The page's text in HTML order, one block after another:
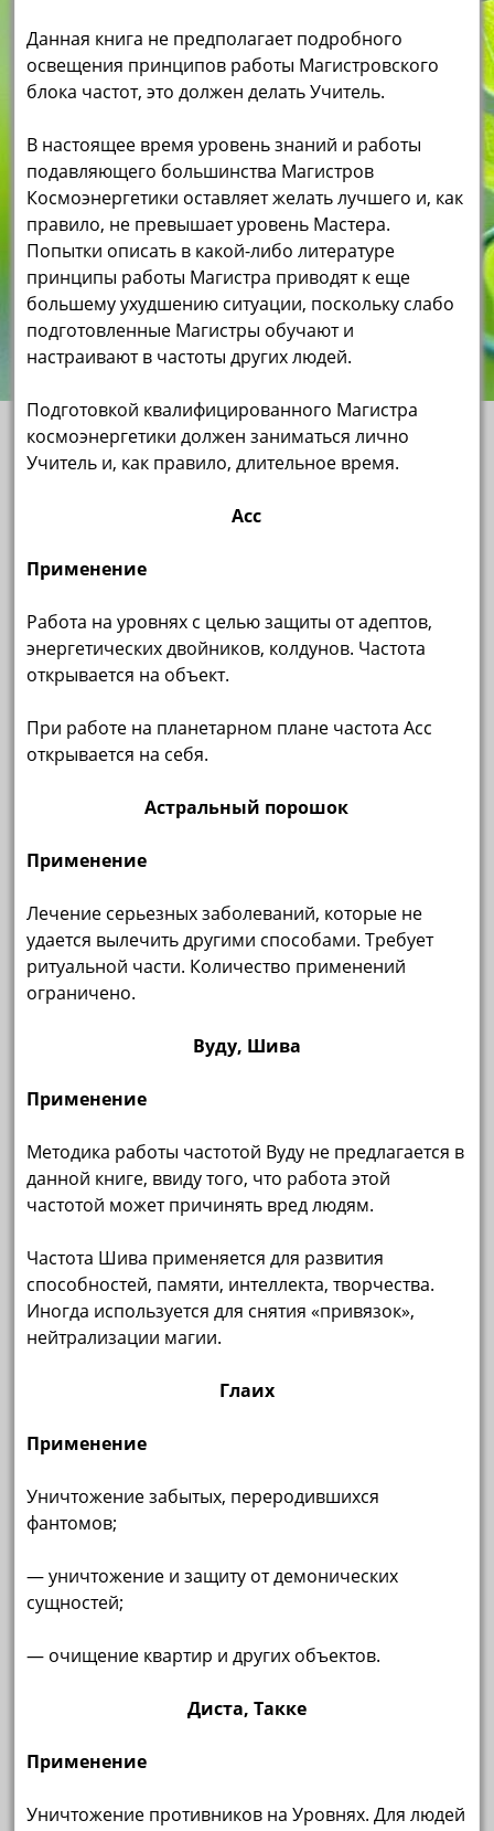
Данная книга не предполагает подробного
освещения принципов работы Магистровского
блока частот, это должен делать Учитель.
В настоящее время уровень знаний и работы
подавляющего большинства Магистров
Космоэнергетики оставляет желать лучшего и, как
правило, не превышает уровень Мастера.
Попытки описать в какой-либо литературе
принципы работы Магистра приводят к еще
большему ухудшению ситуации, поскольку слабо
подготовленные Магистры обучают и
настраивают в частоты других людей.
Подготовкой квалифицированного Магистра
космоэнергетики должен заниматься лично
Учитель и, как правило, длительное время.
Асс
Применение
Работа на уровнях с целью защиты от адептов,
энергетических двойников, колдунов. Частота
открывается на объект.
При работе на планетарном плане частота Асс
открывается на себя.
Астральный порошок
Применение
Лечение серьезных заболеваний, которые не
удается вылечить другими способами. Требует
ритуальной части. Количество применений
ограничено.
Вуду, Шива
Применение
Методика работы частотой Вуду не предлагается в
данной книге, ввиду того, что работа этой
частотой может причинять вред людям.
Частота Шива применяется для развития
способностей, памяти, интеллекта, творчества.
Иногда используется для снятия «привязок»,
нейтрализации магии.
Глаих
Применение
Уничтожение забытых, переродившихся
фантомов;
— уничтожение и защиту от демонических
сущностей;
— очищение квартир и других объектов.
Диста, Такке
Применение
Уничтожение противников на Уровнях. Для людей